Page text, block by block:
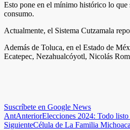
Esto pone en el mínimo histórico lo que
consumo.
Actualmente, el Sistema Cutzamala
Además de Toluca, en el Estado de
Ecatepec, Nezahualcóyotl, Nicolás
Suscríbete en Google News
AntAnteriorElecciones 2024: Todo
SiguienteCélula de La Familia